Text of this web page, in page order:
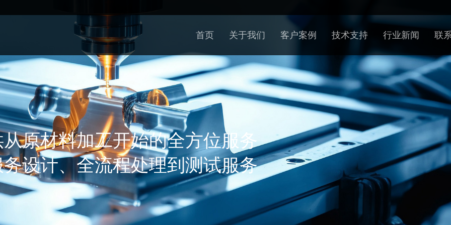
首页 关于我们 客户案例 技术支持 行业新闻 联
原材料加工开始的全方位服务
设计、全流程处理到测试服务